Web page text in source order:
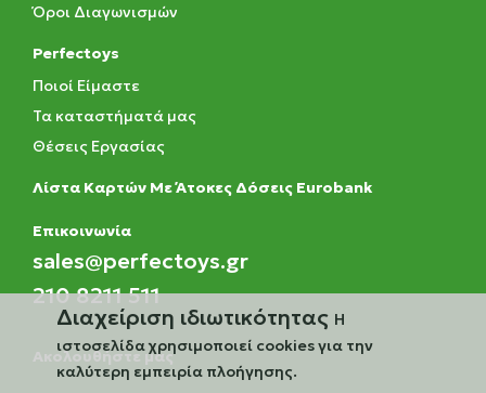
Όροι Διαγωνισμών
Perfectoys
Ποιοί Είμαστε
Τα καταστήματά μας
Θέσεις Εργασίας
Λίστα Καρτών Με Άτοκες Δόσεις Eurobank
Eπικοινωνία
sales@perfectoys.gr
210 8211 511
Ακολουθήστε μας
Διαχείριση ιδιωτικότητας Η
ιστοσελίδα χρησιμοποιεί cookies για την
καλύτερη εμπειρία πλοήγησης.